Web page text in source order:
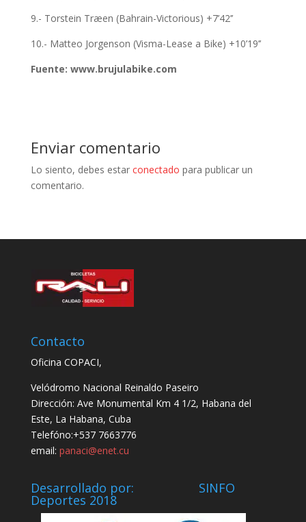
9.- Torstein Træen (Bahrain-Victorious) +7’42’’
10.- Matteo Jorgenson (Visma-Lease a Bike) +10’19’’
Fuente: www.brujulabike.com
Enviar comentario
Lo siento, debes estar conectado para publicar un
comentario.
Contacto
Oficina COPACI,
Velódromo Nacional Reinaldo Paseiro
Dirección: Ave Monumental Km 4 1/2, Habana del
Este, La Habana, Cuba
Telefóno:+537 7663776
email: panaci@enet.cu
Desarrollado por: SINFO
Deportes 2018